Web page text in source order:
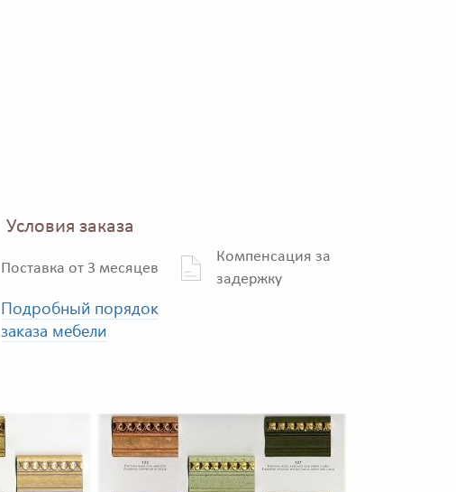
Условия заказа
Поставка от 3 месяцев
Компенсация за
задержку
Подробный порядок
заказа мебели